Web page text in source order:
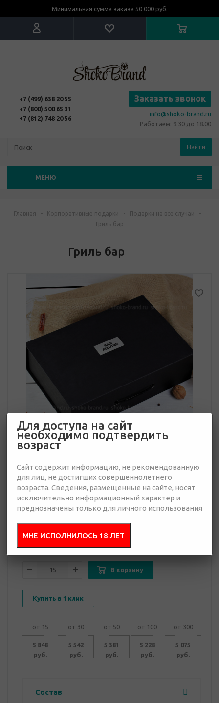
Минимальная сумма заказа 50 000 руб.
+7 (499) 638 20 55
+7 (800) 500 65 31
+7 (812) 748 20 56
Заказать звонок
info@shoko-brand.ru
Работаем: 9.30 до 18.00
Найти
МЕНЮ
Главная - Корпоративные подарки - Подарки на все случаи
-
Гриль бар
Гриль бар
5 075 руб.
Много
Отправить
Добавить в
презентацию
В корзину
Купить в 1 клик
от 15 от 30 от 50 от 100 от 300
5 848
руб.
5 542
руб.
5 381
руб.
5 228
руб.
5 075
руб.
Состав
Для доступа на сайт
необходимо подтвердить
возраст
Сайт содержит информацию, не рекомендованную
для лиц, не достигших совершеннолетнего
возраста. Сведения, размещенные на сайте, носят
исключительно информационный характер и
преднозначены только для личного использования
МНЕ ИСПОЛНИЛОСЬ 18 ЛЕТ